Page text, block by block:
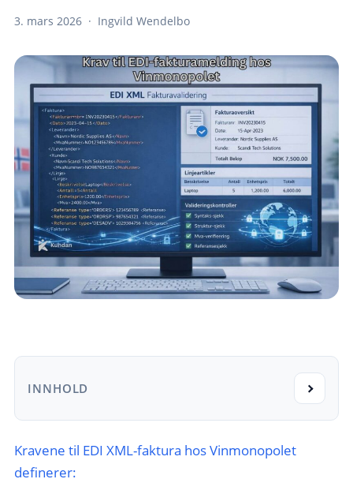
3. mars 2026 · Ingvild Wendelbo
INNHOLD
Kravene til EDI XML-faktura hos Vinmonopolet
definerer: